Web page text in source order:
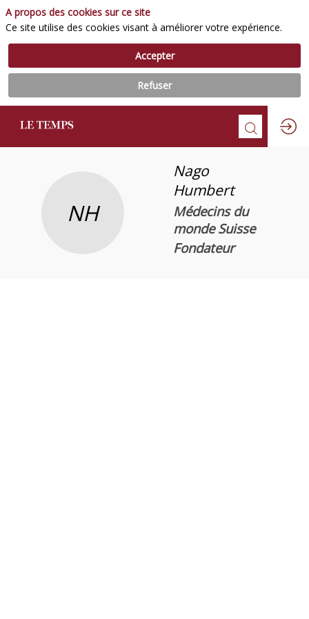
NH
Nago
Humbert
Médecins du
monde Suisse
Fondateur
A propos des cookies sur ce site
Ce site utilise des cookies visant à améliorer votre expérience.
Accepter
Refuser